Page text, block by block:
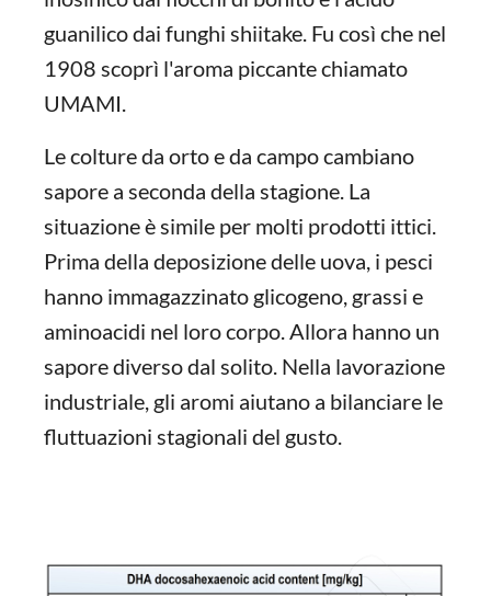
guanilico dai funghi shiitake. Fu così che nel
1908 scoprì l'aroma piccante chiamato
UMAMI.
Le colture da orto e da campo cambiano
sapore a seconda della stagione. La
situazione è simile per molti prodotti ittici.
Prima della deposizione delle uova, i pesci
hanno immagazzinato glicogeno, grassi e
aminoacidi nel loro corpo. Allora hanno un
sapore diverso dal solito. Nella lavorazione
industriale, gli aromi aiutano a bilanciare le
fluttuazioni stagionali del gusto.